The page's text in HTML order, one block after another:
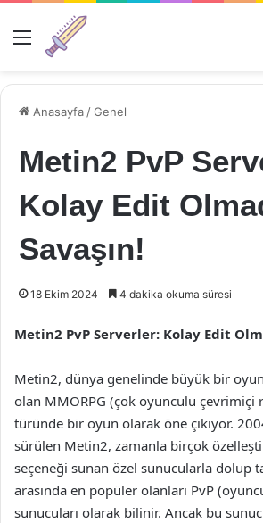
Menü
Anasayfa /Genel
Metin2 PvP
Kolay Edit
Savaşın!
18 Ekim 2024 4 dakika okuma süresi
Metin2 PvP Serverler: Kolay Edit
Metin2, dünya genelinde büyük bir
olan MMORPG (çok oyunculu çevrimiçi
türünde bir oyun olarak öne çıkıyor.
sürülen Metin2, zamanla birçok
seçeneği sunan özel sunucularla dolup
arasında en popüler olanları PvP
sunucuları olarak bilinir. Ancak bu